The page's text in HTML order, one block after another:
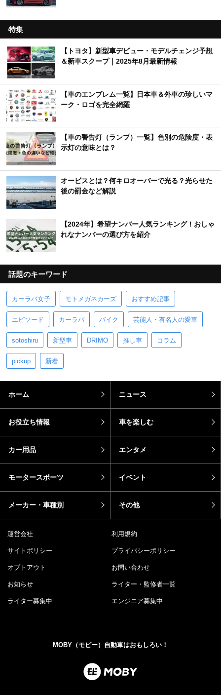
特集
【トヨタ】新型車デビュー・モデルチェンジ予想
＆新車スクープ｜2025年8月最新情報
【車のエンブレム一覧】日本車＆外車の珍しいマ
ーク・ロゴを完全網羅
【車の警告灯（ランプ）一覧】色別の危険度・表
示灯の意味とは？
オービスとは？何キロオーバーで光る？光らせた
後の罰金など解説
【2024年】希望ナンバー人気ランキング！おしゃ
れなナンバーの選び方を紹介
話題のキーワード
カーラバ女子 モトメガネカーズ おすすめ記事
エピソード カーラバ バイク 芸能人・有名人の愛車
sotoshiru 新型車 DRIMO 推し車 コラム
pickup 新着
ホーム ニュース
お役立ち情報 車を楽しむ
カー用品 エンタメ
モータースポーツ イベント
メーカー・車種別 その他
運営会社 利用規約
サイトポリシー プライバシーポリシー
オプトアウト お問い合わせ
お知らせ ライター・監修者一覧
ライター募集中 エンジニア募集中
MOBY（モビー）自動車はおもしろい！